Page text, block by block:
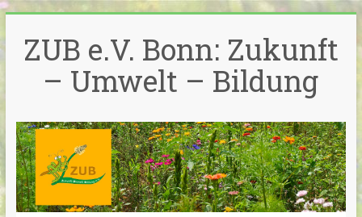
Inhalt
springen
ZUB e.V. Bonn: Zukunft
– Umwelt – Bildung